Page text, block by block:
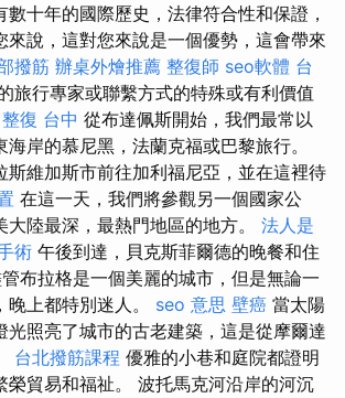
十年的國際歷史，法律符合性和保證，
來說，這對您來說是一個優勢，這會帶來
撥筋 辦桌外燴推薦 整復師 seo軟體 台
旅行專家或聯繫方式的特殊或有利價值
復 台中 從布達佩斯開始，我們最常以
岸的慕尼黑，法蘭克福或巴黎旅行。
斯維加斯市前往加利福尼亞，並在這裡待
在這一天，我們將參觀另一個國家公
大陸最深，最熱門地區的地方。 法人是
術 午後到達，貝克斯菲爾德的晚餐和住
布拉格是一個美麗的城市，但是無論一
上都特別迷人。 seo 意思 壁癌 當太陽
光照亮了城市的古老建築，這是從摩爾達
台北撥筋課程 優雅的小巷和庭院都證明
榮貿易和福祉。 波托馬克河沿岸的河沉